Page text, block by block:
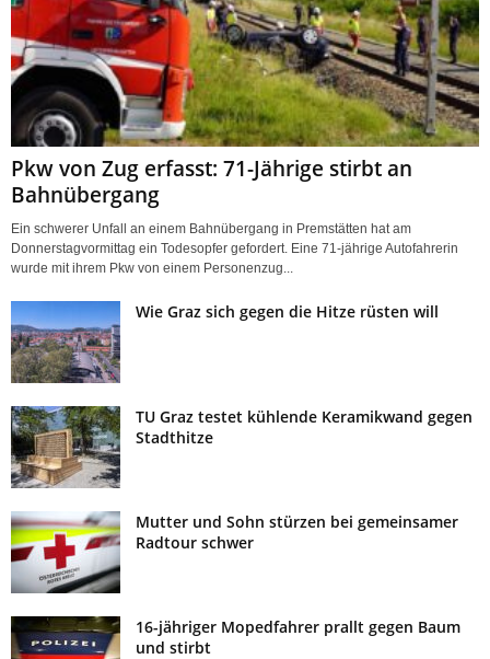
Pkw von Zug erfasst: 71-Jährige stirbt an
Bahnübergang
Ein schwerer Unfall an einem Bahnübergang in Premstätten hat am
Donnerstagvormittag ein Todesopfer gefordert. Eine 71-jährige Autofahrerin
wurde mit ihrem Pkw von einem Personenzug...
Wie Graz sich gegen die Hitze rüsten will
TU Graz testet kühlende Keramikwand gegen
Stadthitze
Mutter und Sohn stürzen bei gemeinsamer
Radtour schwer
16-jähriger Mopedfahrer prallt gegen Baum
und stirbt